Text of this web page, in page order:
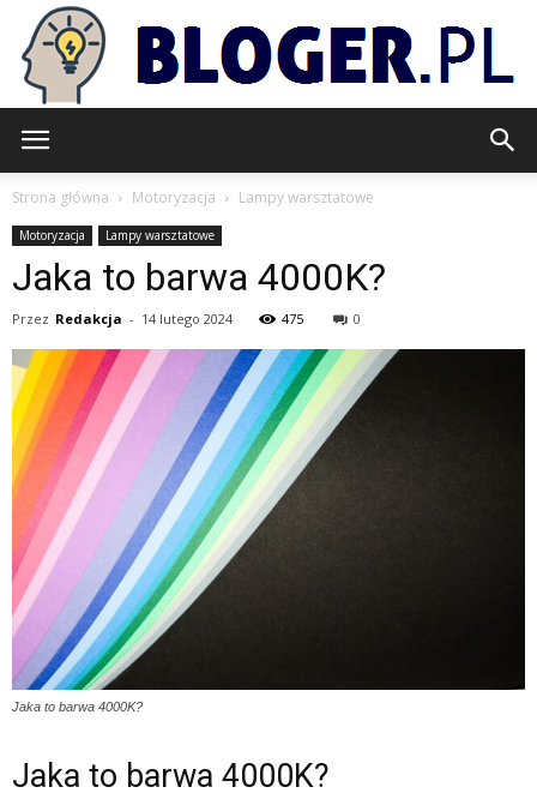
Strona główna Motoryzacja Lampy warsztatowe
Motoryzacja Lampy warsztatowe
Jaka to barwa 4000K?
Przez Redakcja - 14 lutego 2024 475 0
Jaka to barwa 4000K?
Jaka to barwa 4000K?